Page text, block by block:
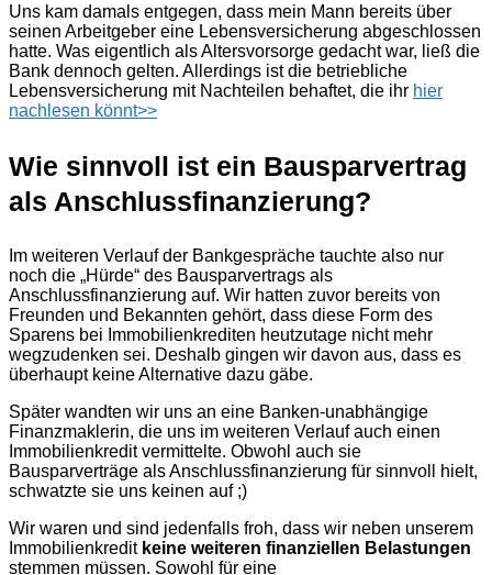
Uns kam damals entgegen, dass mein Mann bereits über
seinen Arbeitgeber eine Lebensversicherung abgeschlossen
hatte. Was eigentlich als Altersvorsorge gedacht war, ließ die
Bank dennoch gelten. Allerdings ist die betriebliche
Lebensversicherung mit Nachteilen behaftet, die ihr hier
nachlesen könnt>>
Wie sinnvoll ist ein Bausparvertrag
als Anschlussfinanzierung?
Im weiteren Verlauf der Bankgespräche tauchte also nur
noch die „Hürde“ des Bausparvertrags als
Anschlussfinanzierung auf. Wir hatten zuvor bereits von
Freunden und Bekannten gehört, dass diese Form des
Sparens bei Immobilienkrediten heutzutage nicht mehr
wegzudenken sei. Deshalb gingen wir davon aus, dass es
überhaupt keine Alternative dazu gäbe.
Später wandten wir uns an eine Banken-unabhängige
Finanzmaklerin, die uns im weiteren Verlauf auch einen
Immobilienkredit vermittelte. Obwohl auch sie
Bausparverträge als Anschlussfinanzierung für sinnvoll hielt,
schwatzte sie uns keinen auf ;)
Wir waren und sind jedenfalls froh, dass wir neben unserem
Immobilienkredit keine weiteren finanziellen Belastungen
stemmen müssen. Sowohl für eine